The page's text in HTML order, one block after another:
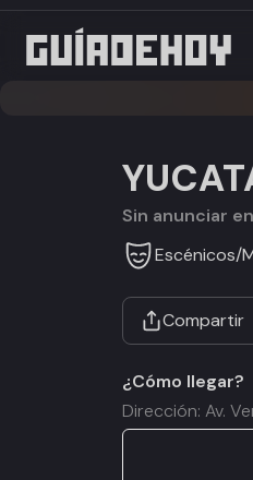
Sin anunciar
Escénicos/
Compartir
¿Cómo llegar?
Dirección: Av.